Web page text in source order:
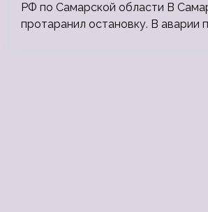
РФ по Самарской области В
протаранил остановку. В аварии